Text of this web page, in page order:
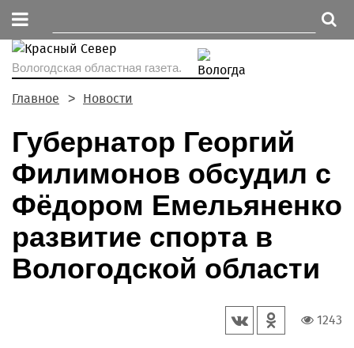
Вологодская областная газета.
Главное Новости
Губернатор Георгий
Филимонов обсудил с
Фёдором Емельяненко
развитие спорта в
Вологодской области
1243